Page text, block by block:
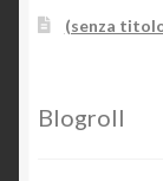
(senza
Blogroll